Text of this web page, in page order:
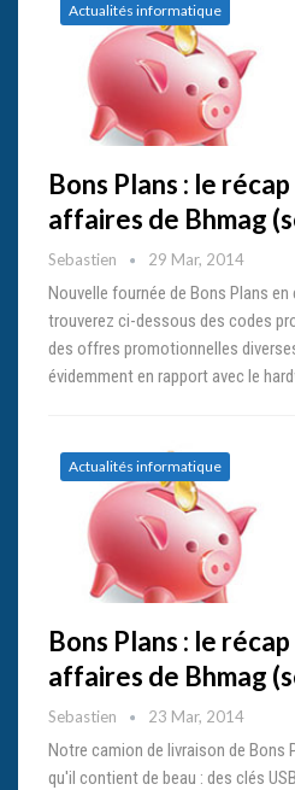
Actualités informatique
Bons Plans : le
affaires de Bhmag
Sebastien 29 Mar, 2014
Nouvelle fournée de Bons Plans
trouverez ci-dessous des codes
des offres promotionnelles
évidemment en rapport avec le
Actualités informatique
Bons Plans : le
affaires de Bhmag
Sebastien 23 Mar, 2014
Notre camion de livraison de Bons
qu'il contient de beau : des clés